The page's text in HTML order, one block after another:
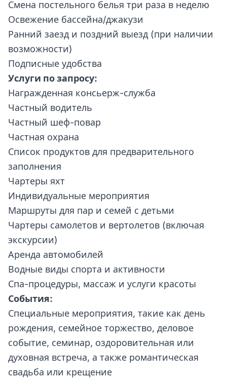
Смена постельного белья три раза в неделю
Освежение бассейна/джакузи
Ранний заезд и поздний выезд (при наличии
возможности)
Подписные удобства
Услуги по запросу:
Награжденная консьерж-служба
Частный водитель
Частный шеф-повар
Частная охрана
Список продуктов для предварительного
заполнения
Чартеры яхт
Индивидуальные мероприятия
Маршруты для пар и семей с детьми
Чартеры самолетов и вертолетов (включая
экскурсии)
Аренда автомобилей
Водные виды спорта и активности
Спа-процедуры, массаж и услуги красоты
События:
Специальные мероприятия, такие как день
рождения, семейное торжество, деловое
событие, семинар, оздоровительная или
духовная встреча, а также романтическая
свадьба или крещение